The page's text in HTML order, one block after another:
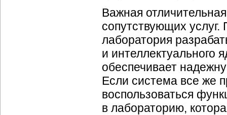
Важная
сопутствующих услуг.
лаборатория
и интеллектуального
обеспечивает
Если система все же
воспользоваться
в лабораторию,